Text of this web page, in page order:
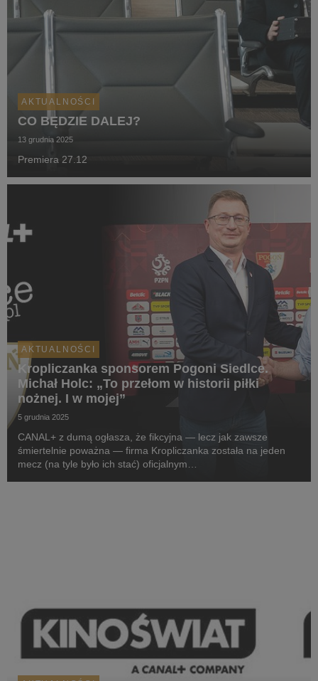
AKTUALNOŚCI
CO BĘDZIE DALEJ?
13 grudnia 2025
Premiera 27.12
AKTUALNOŚCI
Kropliczanka sponsorem Pogoni Siedlce.
Michał Holc: „To przełom w historii piłki
nożnej. I w mojej”
5 grudnia 2025
CANAL+ z dumą ogłasza, że fikcyjna — lecz jak zawsze
śmiertelnie poważna — firma Kropliczanka została na jeden
mecz (na tyle było ich stać) oficjalnym